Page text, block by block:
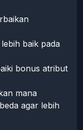
baik pada
bonus atribut
mana
agar lebih